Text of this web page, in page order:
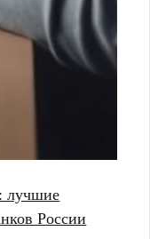
лучшие
России